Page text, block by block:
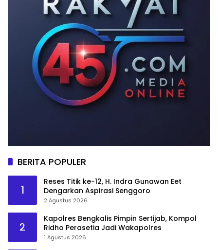
BERITA POPULER
1
Reses Titik ke-12, H. Indra Gunawan Eet
Dengarkan Aspirasi Senggoro
2 Agustus 2026
2
Kapolres Bengkalis Pimpin Sertijab, Kompol
Ridho Perasetia Jadi Wakapolres
1 Agustus 2026